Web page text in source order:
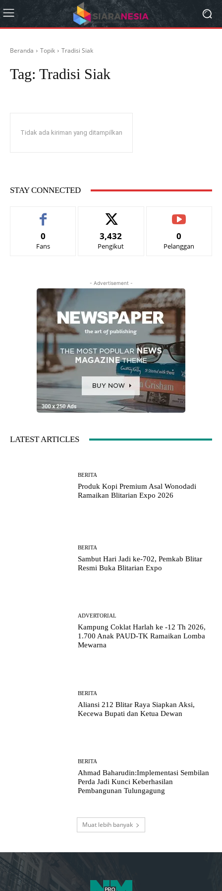
Beranda Topik Tradisi Siak
Tag: Tradisi Siak
Tidak ada kiriman yang ditampilkan
STAY CONNECTED
0
Fans
3,432
Pengikut
0
Pelanggan
- Advertisement -
LATEST ARTICLES
BERITA
Produk Kopi Premium Asal Wonodadi
Ramaikan Blitarian Expo 2026
BERITA
Sambut Hari Jadi ke-702, Pemkab Blitar
Resmi Buka Blitarian Expo
ADVERTORIAL
Kampung Coklat Harlah ke -12 Th 2026,
1.700 Anak PAUD-TK Ramaikan Lomba
Mewarna
BERITA
Aliansi 212 Blitar Raya Siapkan Aksi,
Kecewa Bupati dan Ketua Dewan
BERITA
Ahmad Baharudin:Implementasi Sembilan
Perda Jadi Kunci Keberhasilan
Pembangunan Tulungagung
Muat lebih banyak